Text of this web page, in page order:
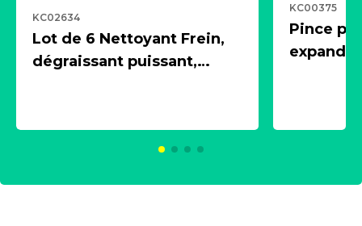
KC02634
Lot de 6 Nettoyant Frein,
dégraissant puissant,
KC00375
Pince